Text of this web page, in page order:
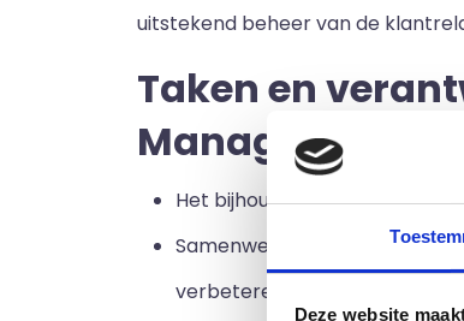
Deze website
uitstekend beheer van de
Taken en
Manager
Het bijhouden van
Samenwerken met IT
verbeteren.